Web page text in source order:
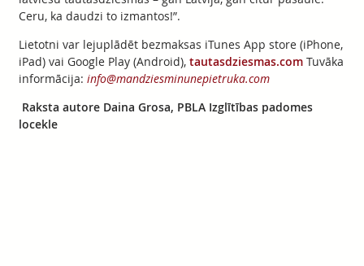
Ceru, ka daudzi to izmantos!”.
Lietotni var lejuplādēt bezmaksas iTunes App store (iPhone,
iPad) vai Google Play (Android), tautasdziesmas.com Tuvāka
informācija: info@mandziesminunepietruka.com
Raksta autore Daina Grosa, PBLA Izglītības padomes
locekle